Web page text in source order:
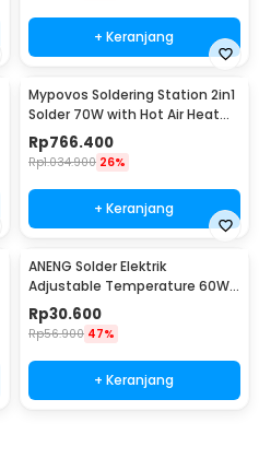
+ Keranjang
Mypovos Soldering Station 2in1
Solder 70W with Hot Air Heat
Gun 750W - 8582D
Rp766.400
Rp1.034.900 26%
+ Keranjang
ANENG Solder Elektrik
Adjustable Temperature 60W
- SL101
Rp30.600
Rp56.900 47%
+ Keranjang